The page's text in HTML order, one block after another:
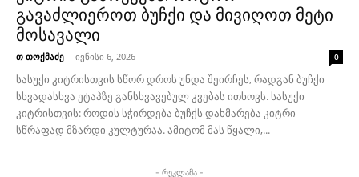
გავაძლიეროთ ბუჩქი და მივიღოთ მეტი
მოსავალი
თ თოქმაძე - ივნისი 6, 2026 0
სასუქი კიტრისთვის სწორ დროს უნდა შეირჩეს, რადგან ბუჩქი
სხვადასხვა ეტაპზე განსხვავებულ კვებას ითხოვს. სასუქი
კიტრისთვის: როდის სჭირდება ბუჩქს დახმარება კიტრი
სწრაფად მზარდი კულტურაა. ამიტომ მას წყალი,...
- რეკლამა -